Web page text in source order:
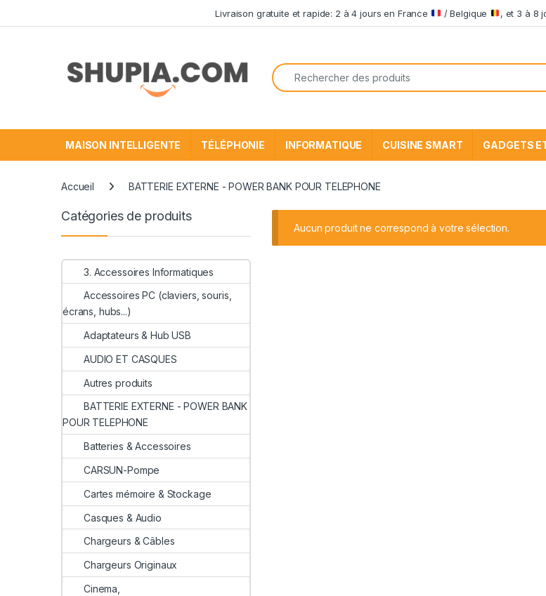
Livraison gratuite et rapide: 2 à 4 jours en France / Belgique , et 3 à 8
Recherche pour:
MAISON INTELLIGENTE TÉLÉPHONIE INFORMATIQUE CUISINE SMART GADGETS
Accueil BATTERIE EXTERNE - POWER BANK POUR TELEPHONE
Aucun produit ne correspond à votre sélection.
Catégories de produits
3. Accessoires Informatiques
Accessoires PC (claviers, souris,
écrans, hubs...)
Adaptateurs & Hub USB
AUDIO ET CASQUES
Autres produits
BATTERIE EXTERNE - POWER BANK
POUR TELEPHONE
Batteries & Accessoires
CARSUN-Pompe
Cartes mémoire & Stockage
Casques & Audio
Chargeurs & Câbles
Chargeurs Originaux
Cinema,